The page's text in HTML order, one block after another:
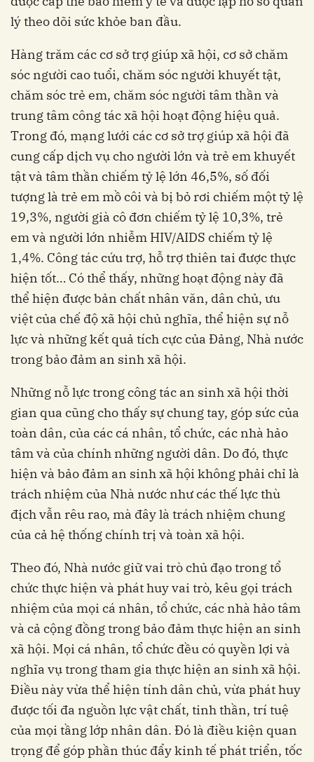
lý theo dõi sức khỏe ban đầu.
Hàng trăm các cơ sở trợ giúp xã hội, cơ sở chăm
sóc người cao tuổi, chăm sóc người khuyết tật,
chăm sóc trẻ em, chăm sóc người tâm thần và
trung tâm công tác xã hội hoạt động hiệu quả.
Trong đó, mạng lưới các cơ sở trợ giúp xã hội đã
cung cấp dịch vụ cho người lớn và trẻ em khuyết
tật và tâm thần chiếm tỷ lệ lớn 46,5%, số đối
tượng là trẻ em mồ côi và bị bỏ rơi chiếm một tỷ lệ
19,3%, người già cô đơn chiếm tỷ lệ 10,3%, trẻ
em và người lớn nhiễm HIV/AIDS chiếm tỷ lệ
1,4%. Công tác cứu trợ, hỗ trợ thiên tai được thực
hiện tốt… Có thể thấy, những hoạt động này đã
thể hiện được bản chất nhân văn, dân chủ, ưu
việt của chế độ xã hội chủ nghĩa, thể hiện sự nỗ
lực và những kết quả tích cực của Ðảng, Nhà nước
trong bảo đảm an sinh xã hội.
Những nỗ lực trong công tác an sinh xã hội thời
gian qua cũng cho thấy sự chung tay, góp sức của
toàn dân, của các cá nhân, tổ chức, các nhà hảo
tâm và của chính những người dân. Do đó, thực
hiện và bảo đảm an sinh xã hội không phải chỉ là
trách nhiệm của Nhà nước như các thế lực thù
địch vẫn rêu rao, mà đây là trách nhiệm chung
của cả hệ thống chính trị và toàn xã hội.
Theo đó, Nhà nước giữ vai trò chủ đạo trong tổ
chức thực hiện và phát huy vai trò, kêu gọi trách
nhiệm của mọi cá nhân, tổ chức, các nhà hảo tâm
và cả cộng đồng trong bảo đảm thực hiện an sinh
xã hội. Mọi cá nhân, tổ chức đều có quyền lợi và
nghĩa vụ trong tham gia thực hiện an sinh xã hội.
Ðiều này vừa thể hiện tính dân chủ, vừa phát huy
được tối đa nguồn lực vật chất, tinh thần, trí tuệ
của mọi tầng lớp nhân dân. Ðó là điều kiện quan
trọng để góp phần thúc đẩy kinh tế phát triển, tốc